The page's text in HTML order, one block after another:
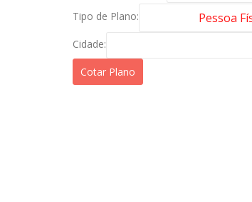
Tipo de Plano:
Cidade: